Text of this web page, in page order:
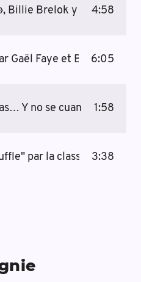
Billie Brelok y la 4:58
Gaël Faye et Billie Brelok,
6:05
Y no se cuantas mas »
1:58
par la classe de CM1
3:38